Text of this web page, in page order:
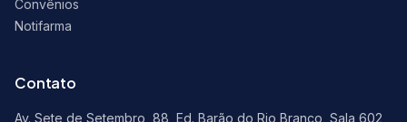
Convênios
Notifarma
Contato
Av. Sete de Setembro, 88, Ed. Barão do Rio Branco, Sala 602,